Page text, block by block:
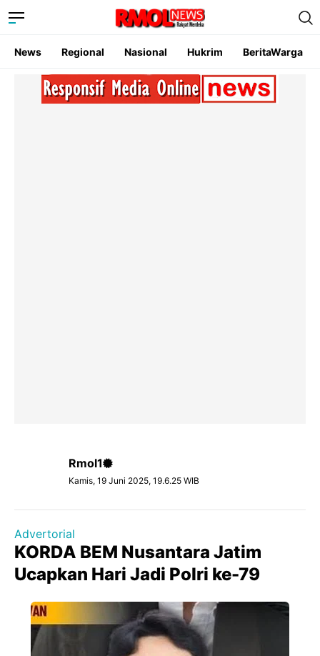
News Regional Nasional Hukrim BeritaWarga
Rmol1
Kamis, 19 Juni 2025, 19.6.25 WIB
Advertorial
KORDA BEM Nusantara Jatim
Ucapkan Hari Jadi Polri ke-79